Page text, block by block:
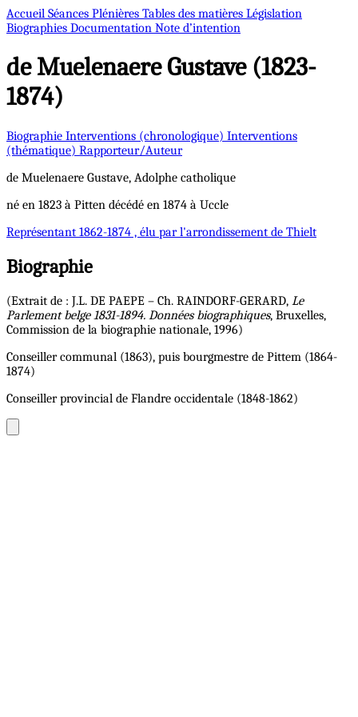
Accueil Séances Plénières Tables des matières Législation
Biographies Documentation Note d’intention
de MuelenaereGustave (1823-
1874)
Biographie Interventions (chronologique) Interventions
(thématique) Rapporteur/Auteur
de Muelenaere Gustave, Adolphe catholique
né en 1823 à Pitten décédé en 1874 à Uccle
Représentant 1862-1874 , élu par l'arrondissement de Thielt
Biographie
(Extrait de : J.L. DE PAEPE – Ch. RAINDORF-GERARD, Le
Parlement belge 1831-1894. Données biographiques, Bruxelles,
Commission de la biographie nationale, 1996)
Conseiller communal (1863), puis bourgmestre de Pittem (1864-
1874)
Conseiller provincial de Flandre occidentale (1848-1862)